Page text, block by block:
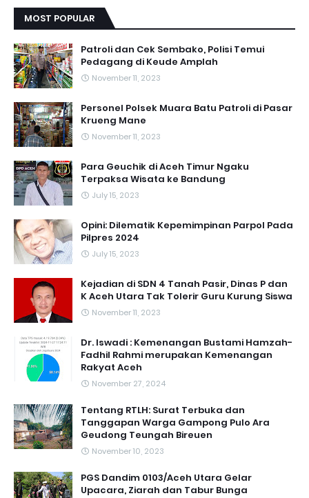
MOST POPULAR
Patroli dan Cek Sembako, Polisi Temui
Pedagang di Keude Amplah
November 11, 2023
Personel Polsek Muara Batu Patroli di Pasar
Krueng Mane
November 11, 2023
Para Geuchik di Aceh Timur Ngaku
Terpaksa Wisata ke Bandung
July 15, 2023
Opini: Dilematik Kepemimpinan Parpol Pada
Pilpres 2024
July 15, 2023
Kejadian di SDN 4 Tanah Pasir, Dinas P dan
K Aceh Utara Tak Tolerir Guru Kurung Siswa
November 11, 2023
Dr. Iswadi : Kemenangan Bustami Hamzah-
Fadhil Rahmi merupakan Kemenangan
Rakyat Aceh
November 27, 2024
Tentang RTLH: Surat Terbuka dan
Tanggapan Warga Gampong Pulo Ara
Geudong Teungah Bireuen
November 10, 2023
PGS Dandim 0103/Aceh Utara Gelar
Upacara, Ziarah dan Tabur Bunga